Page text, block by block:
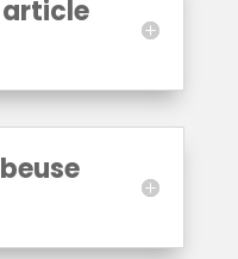
article